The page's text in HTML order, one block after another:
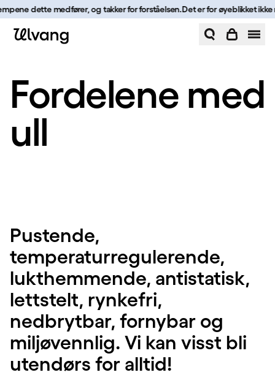
Hopp til innhold
medfører, og takker for forståelsen.Det er for øyeblikket ikke mulig
Fordelene med
ull
Pustende,
temperaturregulerende,
lukthemmende, antistatisk,
lettstelt, rynkefri,
nedbrytbar, fornybar og
miljøvennlig. Vi kan visst bli
utendørs for alltid!